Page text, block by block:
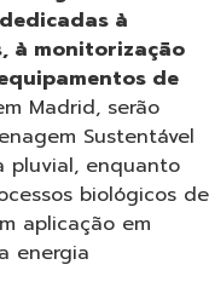
dedicadas à
à monitorização
de
Madrid, serão
Sustentável
pluvial, enquanto
biológicos de
aplicação em
energia